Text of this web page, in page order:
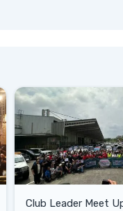
Club Leader Meet